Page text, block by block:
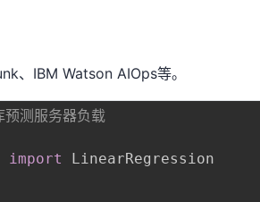
、IBM Watson AIOps等。
测服务器负载
import LinearRegression